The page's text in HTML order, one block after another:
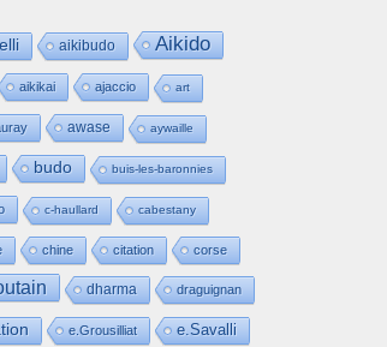
aikibudo Aikido
aikikai ajaccio art
awase aywaille
budo buis-les-baronnies
c-haullard cabestany
chine citation corse
dharma draguignan
e.Grousilliat e.Savalli